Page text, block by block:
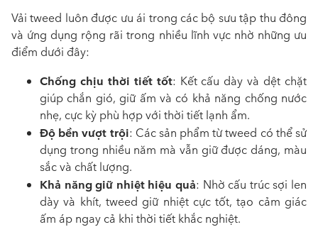
Vải tweed luôn được ưu ái trong các bộ sưu tập thu đông
và ứng dụng rộng rãi trong nhiều lĩnh vực nhờ những ưu
điểm dưới đây:
Chống chịu thời tiết tốt: Kết cấu dày và dệt chặt
giúp chắn gió, giữ ấm và có khả năng chống nước
nhẹ, cực kỳ phù hợp với thời tiết lạnh ẩm.
Độ bền vượt trội: Các sản phẩm từ tweed có thể sử
dụng trong nhiều năm mà vẫn giữ được dáng, màu
sắc và chất lượng.
Khả năng giữ nhiệt hiệu quả: Nhờ cấu trúc sợi len
dày và khít, tweed giữ nhiệt cực tốt, tạo cảm giác
ấm áp ngay cả khi thời tiết khắc nghiệt.